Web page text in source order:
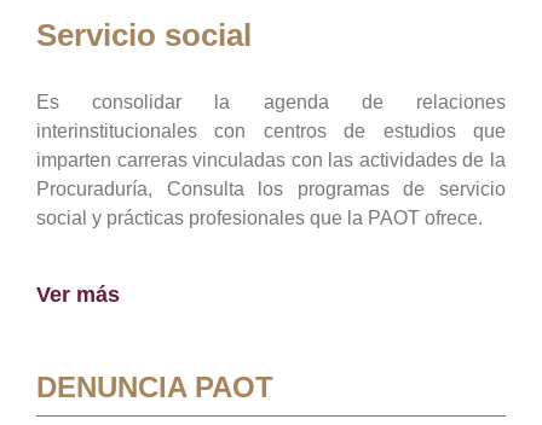
Servicio social
Es consolidar la agenda de relaciones
interinstitucionales con centros de estudios que
imparten carreras vinculadas con las actividades de la
Procuraduría, Consulta los programas de servicio
social y prácticas profesionales que la PAOT ofrece.
Ver más
DENUNCIA PAOT